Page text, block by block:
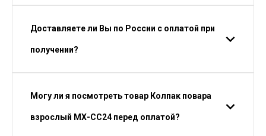
Доставляете ли Вы по России с оплатой при
получении?
Могу ли я посмотреть товар Колпак повара
взрослый МХ-СС24 перед оплатой?